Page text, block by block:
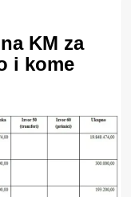
KM za
i kome